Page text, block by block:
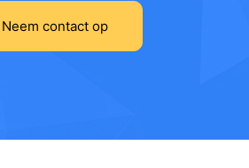
Neem contact op